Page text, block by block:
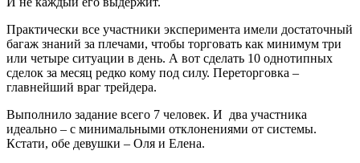
Практически все участники эксперимента имели достаточный
багаж знаний за плечами, чтобы торговать как минимум три
или четыре ситуации в день. А вот сделать 10 однотипных
сделок за месяц редко кому под силу. Переторговка –
главнейший враг трейдера.
Выполнило задание всего 7 человек. И два участника
идеально – с минимальными отклонениями от системы.
Кстати, обе девушки – Оля и Елена.